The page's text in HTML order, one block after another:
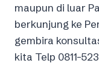
maupun di luar
berkunjung ke
gembira
kita Telp 0811-